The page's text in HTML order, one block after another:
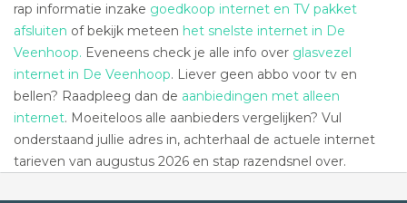
rap informatie inzake goedkoop internet en TV pakket
afsluiten of bekijk meteen het snelste internet in De
Veenhoop. Eveneens check je alle info over glasvezel
internet in De Veenhoop. Liever geen abbo voor tv en
bellen? Raadpleeg dan de aanbiedingen met alleen
internet. Moeiteloos alle aanbieders vergelijken? Vul
onderstaand jullie adres in, achterhaal de actuele internet
tarieven van augustus 2026 en stap razendsnel over.